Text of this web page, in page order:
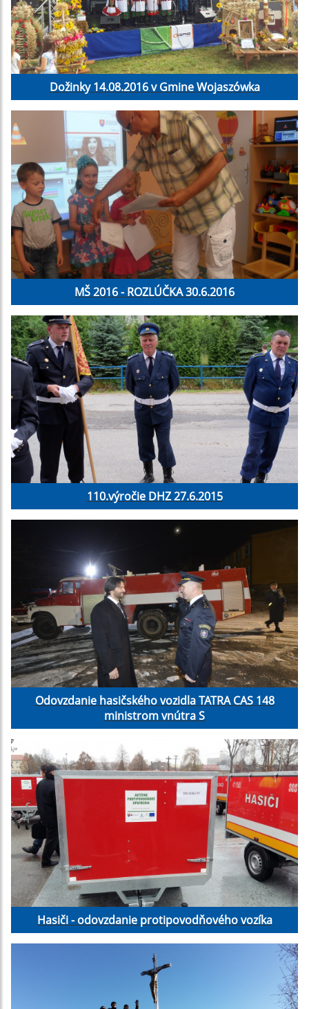
Dožinky 14.08.2016 v Gmine Wojaszówka
MŠ 2016 - ROZLÚČKA 30.6.2016
110.výročie DHZ 27.6.2015
Odovzdanie hasičského vozidla TATRA CAS 148
ministrom vnútra S
Hasiči - odovzdanie protipovodňového vozíka